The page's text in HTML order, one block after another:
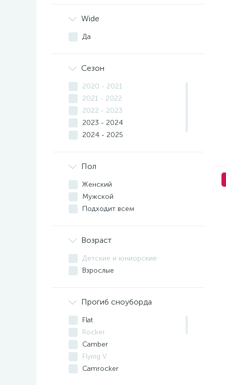
Slash
Yes.
Wide
Да
Сезон
2020 - 2021
2021 - 2022
2022 - 2023
2023 - 2024
2024 - 2025
Пол
Женский
Мужской
Подходит всем
Возраст
Детские и юниорские
Взрослые
Прогиб сноуборда
Flat
Rocker
Camber
Flying V
Camrocker